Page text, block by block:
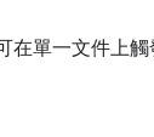
單一文件上